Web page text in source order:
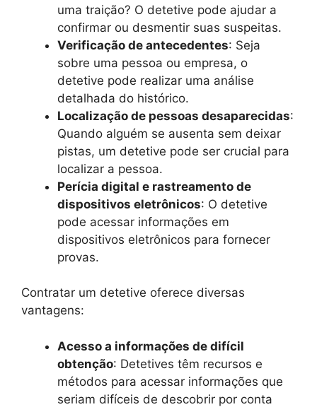
uma traição? O detetive pode ajudar a
confirmar ou desmentir suas suspeitas.
Verificação de antecedentes: Seja
sobre uma pessoa ou empresa, o
detetive pode realizar uma análise
detalhada do histórico.
Localização de pessoas desaparecidas:
Quando alguém se ausenta sem deixar
pistas, um detetive pode ser crucial para
localizar a pessoa.
Perícia digital e rastreamento de
dispositivos eletrônicos: O detetive
pode acessar informações em
dispositivos eletrônicos para fornecer
provas.
Contratar um detetive oferece diversas
vantagens:
Acesso a informações de difícil
obtenção: Detetives têm recursos e
métodos para acessar informações que
seriam difíceis de descobrir por conta